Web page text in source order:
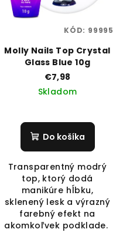
Molly Nails Top Crystal
Glass Blue 10g
€7,98
Skladom
Do košíka
Transparentný modrý
top, ktorý dodá
manikúre hĺbku,
sklenený lesk a výrazný
farebný efekt na
akomkoľvek podklade.
KÓD: 99995